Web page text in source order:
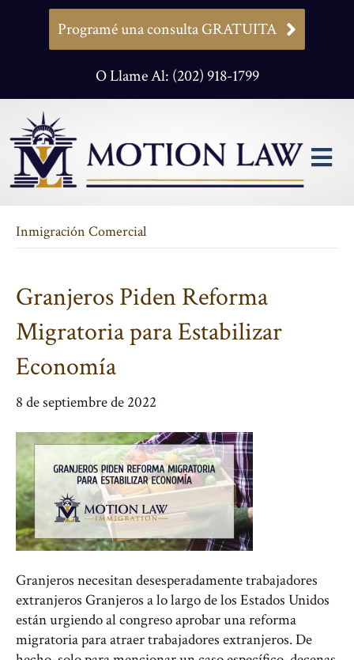
Programé una consulta GRATUITA
O Llame Al: (202) 918-1799
Inmigración Comercial
Granjeros Piden Reforma
Migratoria para Estabilizar
Economía
8 de septiembre de 2022
Granjeros necesitan desesperadamente trabajadores
extranjeros Granjeros a lo largo de los Estados Unidos
están urgiendo al congreso aprobar una reforma
migratoria para atraer trabajadores extranjeros. De